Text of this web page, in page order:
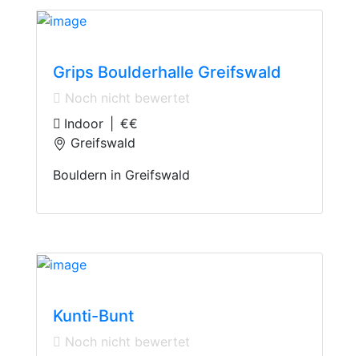
Grips Boulderhalle Greifswald
Noch nicht bewertet
Indoor
€€
Greifswald
Bouldern in Greifswald
Kunti-Bunt
Noch nicht bewertet